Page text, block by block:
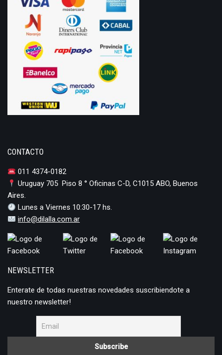
CONTACTO
011 4374-0182
Uruguay 705 Piso 8 ° Oficinas C-D, C1015 ABO, Buenos
Aires.
Lunes a Viernes 10:30-17 hs.
info@dilalla.com.ar
NEWSLETTER
Enterate de todas nuestras novedades suscribiendote a
nuestro newsletter!